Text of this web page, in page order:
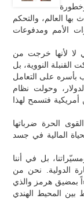
العالم، والتحكم
الأمم ومدفوعات
لا لأنها خرجت من
القنبلة النووية، بل
بأسره على التعامل
وحولت نظام
فتسمح لهذا
الحرة ضرباتها
المالية في جسد
بل في أننا
الدولية. نحن من
بمضيق هرمز والذي
بين المحيط الهندي